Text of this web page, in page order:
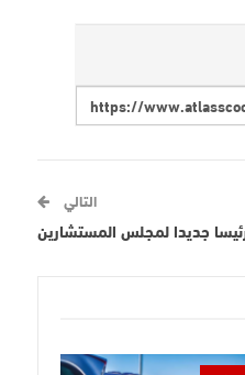
التالي
جديدا لمجلس المستشارين